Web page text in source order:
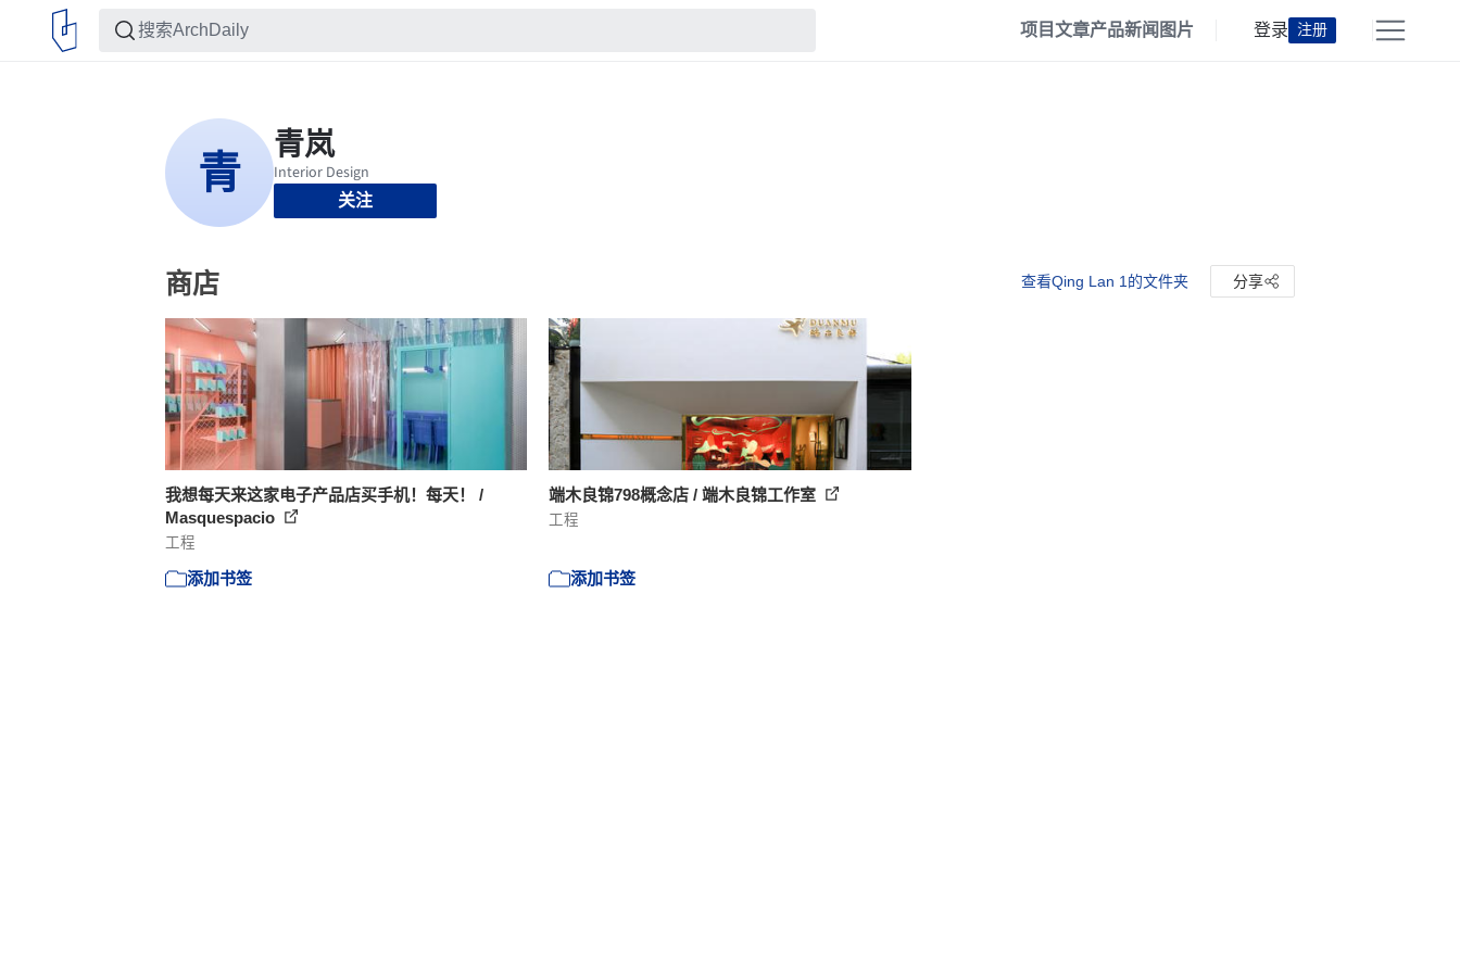
项目文章产品新闻 图片 登录 注册
关注
商店 查看Qing Lan 1的文件夹 分享
我想每天来这家电子产品店买手机！每天！ /
Masquespacio
工程
添加书签
端木良锦798概念店 / 端木良锦工作室
工程
添加书签